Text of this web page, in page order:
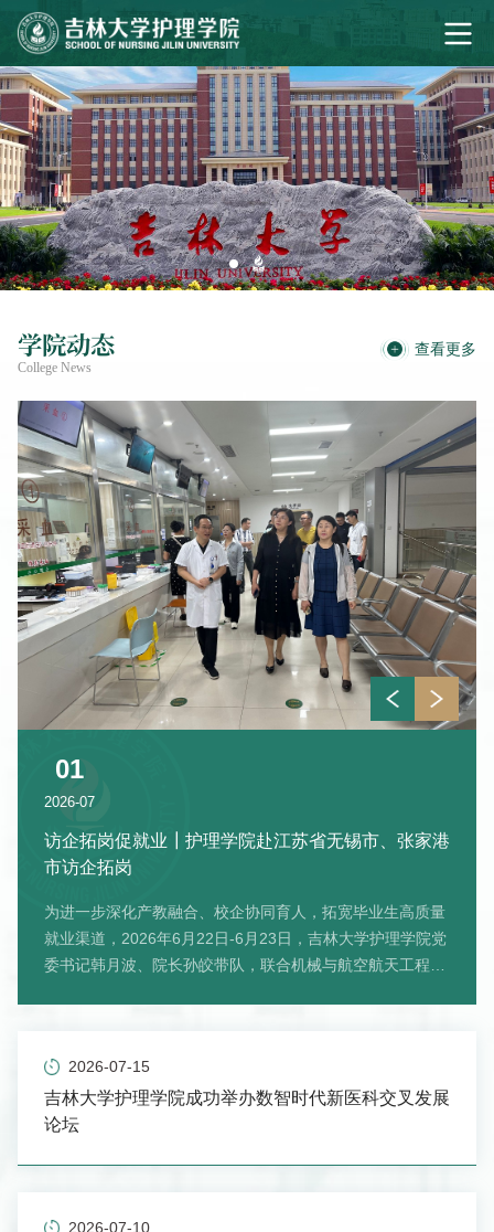
学院动态
College News
查看更多
15
2026-07
02
2026-07
02
2026-07
01
2026-07
访企拓岗促就业┃护理学院赴江苏省无锡市、张家港
市访企拓岗
为进一步深化产教融合、校企协同育人，拓宽毕业生高质量
就业渠道，2026年6月22日-6月23日，吉林大学护理学院党
委书记韩月波、院长孙皎带队，联合机械与航空航天工程学
街道“邻里旺巷”康养中心和新吴区康复医院。在康复医院，
调研团队实地考察康复治疗中心、临...
01
2026-07
2026-07-15
吉林大学护理学院成功举办数智时代新医科交叉发展
论坛
2026-07-10